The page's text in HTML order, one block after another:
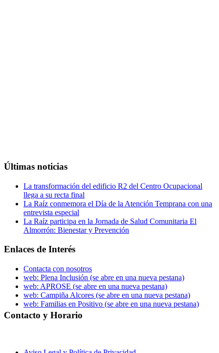
Últimas noticias
La transformación del edificio R2 del Centro Ocupacional
llega a su recta final
La Raíz conmemora el Día de la Atención Temprana con una
entrevista especial
La Raíz participa en la Jornada de Salud Comunitaria El
Almorrón: Bienestar y Prevención
Enlaces de Interés
Contacta con nosotros
web: Plena Inclusión (se abre en una nueva pestana)
web: APROSE (se abre en una nueva pestana)
web: Campiña Alcores (se abre en una nueva pestana)
web: Familias en Positivo (se abre en una nueva pestana)
Contacto y Horario